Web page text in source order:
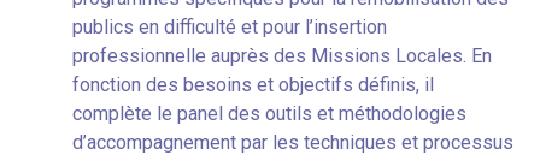
publics en difficulté et pour l’insertion
professionnelle auprès des Missions Locales. En
fonction des besoins et objectifs définis, il
complète le panel des outils et méthodologies
d’accompagnement par les techniques et processus